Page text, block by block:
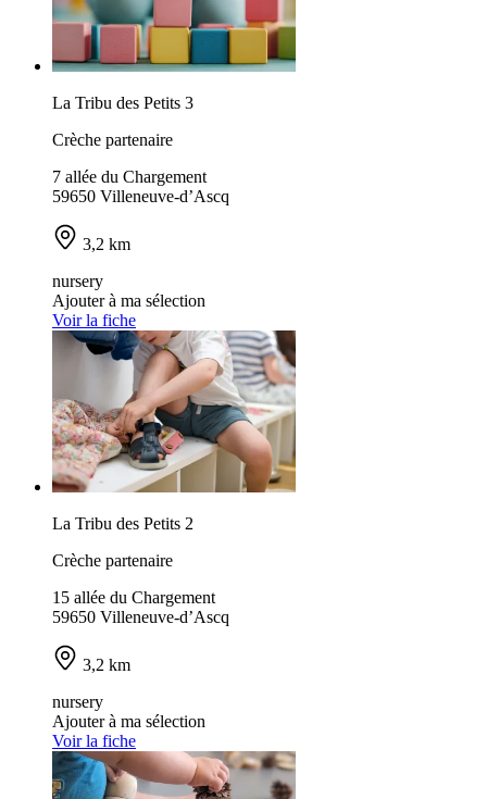
La Tribu des Petits 3
Crèche partenaire
7 allée du Chargement
59650 Villeneuve-d’Ascq
3,2 km
nursery
Ajouter à ma sélection
Voir la fiche
La Tribu des Petits 2
Crèche partenaire
15 allée du Chargement
59650 Villeneuve-d’Ascq
3,2 km
nursery
Ajouter à ma sélection
Voir la fiche